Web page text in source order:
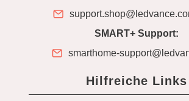
SMART+ Support:
smarthome-
Hilfreiche Links